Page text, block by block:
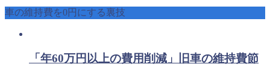
車の維持費を0円にする裏技
「年60万円以上の費用削減」旧車の維持費節